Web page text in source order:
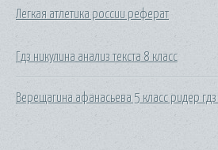
Легкая атлетика россии реферат
Гдз никулина анализ текста 8 класс
Верещагина афанасьева 5 класс ридер